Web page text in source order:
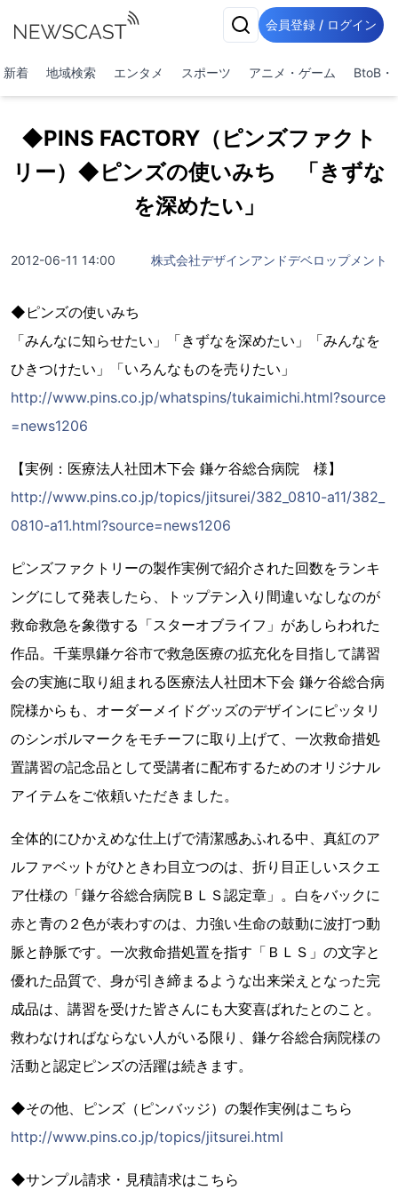
会員登録 / ログイン
新着 地域検索 エンタメ スポーツ アニメ・ゲーム BtoB・
◆PINS FACTORY（ピンズファクト
リー）◆ピンズの使いみち 「きずな
を深めたい」
2012-06-11 14:00 株式会社デザインアンドデベロップメント
◆ピンズの使いみち
「みんなに知らせたい」「きずなを深めたい」「みんなを
ひきつけたい」「いろんなものを売りたい」
http://www.pins.co.jp/whatspins/tukaimichi.html?source
=news1206
【実例：医療法人社団木下会 鎌ケ谷総合病院 様】
http://www.pins.co.jp/topics/jitsurei/382_0810-a11/382_
0810-a11.html?source=news1206
ピンズファクトリーの製作実例で紹介された回数をランキ
ングにして発表したら、トップテン入り間違いなしなのが
救命救急を象徴する「スターオブライフ」があしらわれた
作品。千葉県鎌ケ谷市で救急医療の拡充化を目指して講習
会の実施に取り組まれる医療法人社団木下会 鎌ケ谷総合病
院様からも、オーダーメイドグッズのデザインにピッタリ
のシンボルマークをモチーフに取り上げて、一次救命措処
置講習の記念品として受講者に配布するためのオリジナル
アイテムをご依頼いただきました。
全体的にひかえめな仕上げで清潔感あふれる中、真紅のア
ルファベットがひときわ目立つのは、折り目正しいスクエ
ア仕様の「鎌ケ谷総合病院ＢＬＳ認定章」。白をバックに
赤と青の２色が表わすのは、力強い生命の鼓動に波打つ動
脈と静脈です。一次救命措処置を指す「ＢＬＳ」の文字と
優れた品質で、身が引き締まるような出来栄えとなった完
成品は、講習を受けた皆さんにも大変喜ばれたとのこと。
救わなければならない人がいる限り、鎌ケ谷総合病院様の
活動と認定ピンズの活躍は続きます。
◆その他、ピンズ（ピンバッジ）の製作実例はこちら
http://www.pins.co.jp/topics/jitsurei.html
◆サンプル請求・見積請求はこちら